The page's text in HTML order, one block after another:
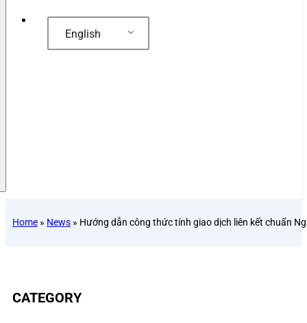
English
Home » News » Hướng dẫn công thức tính giao dịch liên kết chuẩn
CATEGORY